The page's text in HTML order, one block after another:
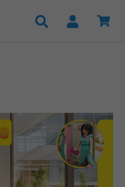
Hledat